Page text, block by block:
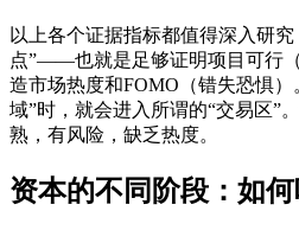
以上各个证据指标都值得深入研
点”——也就是足够证明项目可行
造市场热度和FOMO（错失恐惧
域”时，就会进入所谓的“交易区”
熟，有风险，缺乏热度。
资本的不同阶段：如